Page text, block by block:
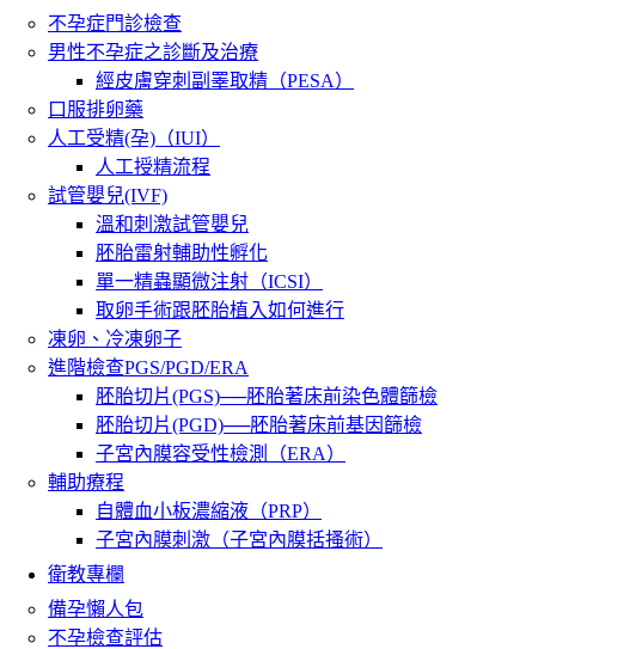
不孕症門診檢查
男性不孕症之診斷及治療
經皮膚穿刺副睪取精（PESA）
口服排卵藥
人工受精(孕)（IUI）
人工授精流程
試管嬰兒(IVF)
溫和刺激試管嬰兒
胚胎雷射輔助性孵化
單一精蟲顯微注射（ICSI）
取卵手術跟胚胎植入如何進行
凍卵、冷凍卵子
進階檢查PGS/PGD/ERA
胚胎切片(PGS)──胚胎著床前染色體篩檢
胚胎切片(PGD)──胚胎著床前基因篩檢
子宮內膜容受性檢測（ERA）
輔助療程
自體血小板濃縮液（PRP）
子宮內膜刺激（子宮內膜括搔術）
衛教專欄
備孕懶人包
不孕檢查評估